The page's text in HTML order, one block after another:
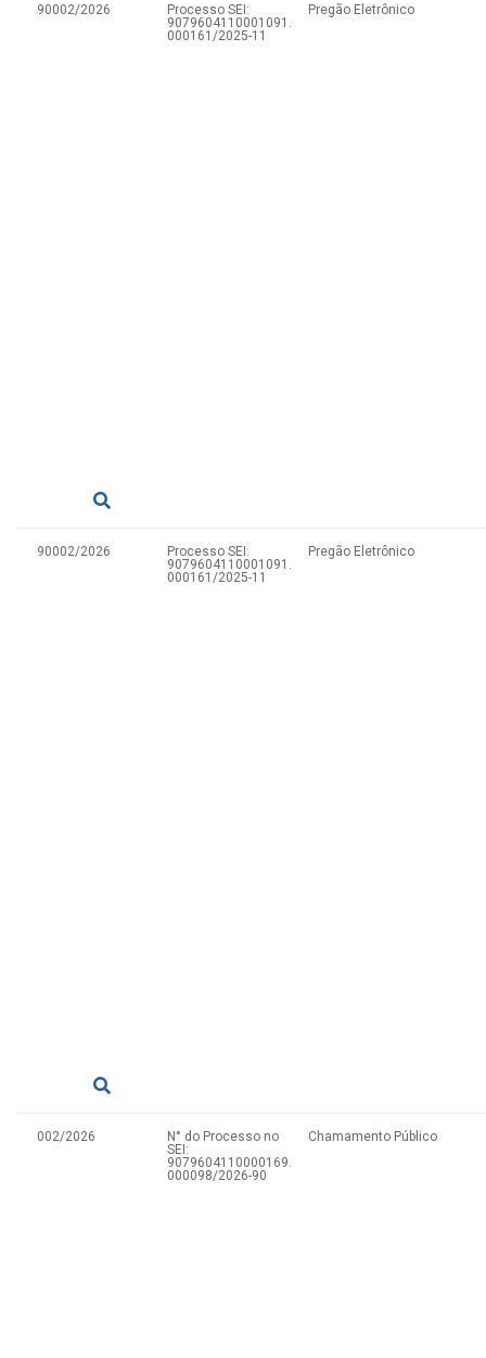
90002/2026
Processo SEI:
9079604110001091.
000161/2025-11
Pregão Eletrônico
90002/2026
Processo SEI:
9079604110001091.
000161/2025-11
Pregão Eletrônico
002/2026
N° do Processo no
SEI:
9079604110000169.
000098/2026-90
Chamamento Público